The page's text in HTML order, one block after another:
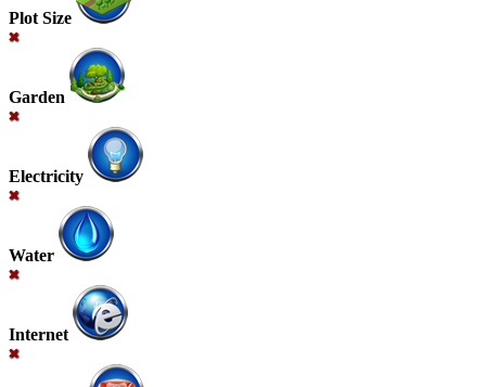
Plot Size
Garden
Electricity
Water
Internet